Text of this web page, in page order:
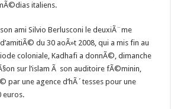
italiens.
ami Silvio Berlusconi le deuxiÃ¨me
du 30 aoÃ»t 2008, qui a mis fin au
coloniale, Kadhafi a donnÃ©, dimanche
sur l’islam Ã son auditoire fÃ©minin,
une agence d’hÃ´tesses pour une
euros.